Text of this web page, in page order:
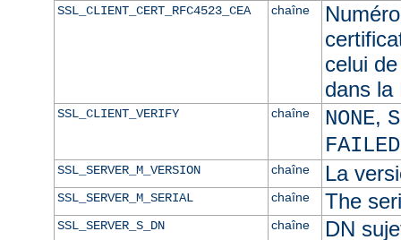
SSL_CLIENT_CERT_RFC4523_CEA chaîne
celui
dans la
SSL_CLIENT_VERIFY chaîne NONE,
SSL_SERVER_M_VERSION chaîne La
SSL_SERVER_M_SERIAL chaîne The
SSL_SERVER_S_DN chaîne DN